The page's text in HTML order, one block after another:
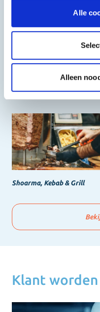
Alle
Alleen
Het beste,
Shoarma, Kebab & Grill
Klant worden